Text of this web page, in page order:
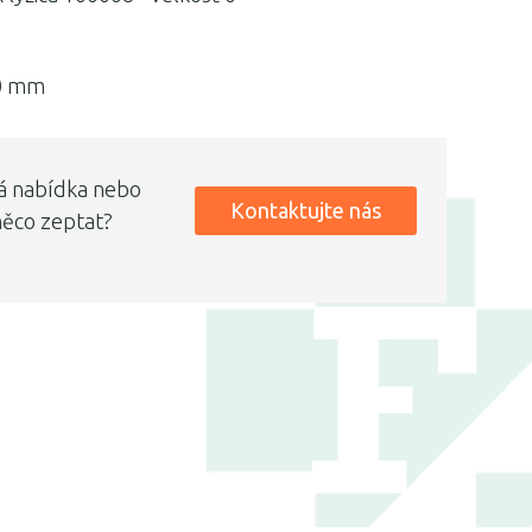
mm
nabídka nebo
zeptat?
Kontaktujte nás